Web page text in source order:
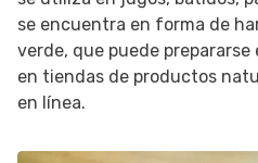
se encuentra en forma de
verde, que puede
en tiendas de productos
en línea.